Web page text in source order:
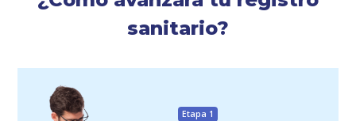
sanitario?
Etapa 1